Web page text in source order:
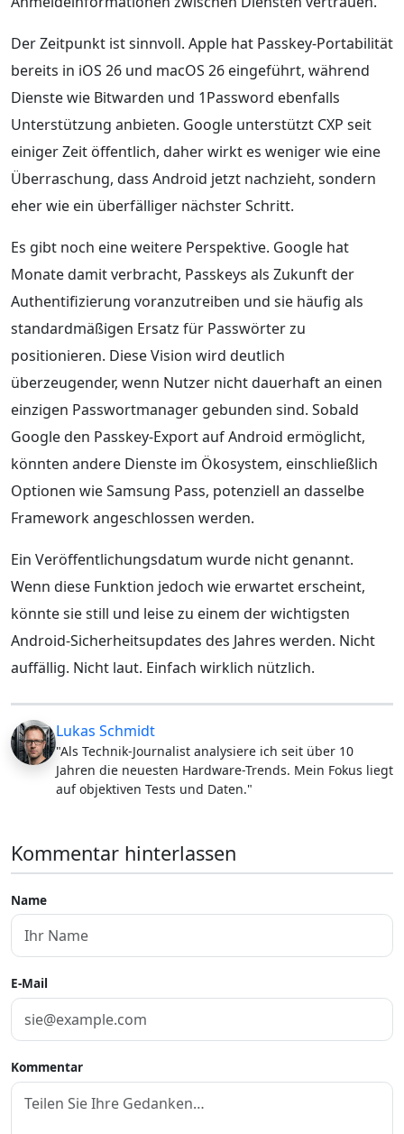
Der Zeitpunkt ist sinnvoll. Apple hat Passkey-Portabilität
bereits in iOS 26 und macOS 26 eingeführt, während
Dienste wie Bitwarden und 1Password ebenfalls
Unterstützung anbieten. Google unterstützt CXP seit
einiger Zeit öffentlich, daher wirkt es weniger wie eine
Überraschung, dass Android jetzt nachzieht, sondern
eher wie ein überfälliger nächster Schritt.
Es gibt noch eine weitere Perspektive. Google hat
Monate damit verbracht, Passkeys als Zukunft der
Authentifizierung voranzutreiben und sie häufig als
standardmäßigen Ersatz für Passwörter zu
positionieren. Diese Vision wird deutlich
überzeugender, wenn Nutzer nicht dauerhaft an einen
einzigen Passwortmanager gebunden sind. Sobald
Google den Passkey-Export auf Android ermöglicht,
könnten andere Dienste im Ökosystem, einschließlich
Optionen wie Samsung Pass, potenziell an dasselbe
Framework angeschlossen werden.
Ein Veröffentlichungsdatum wurde nicht genannt.
Wenn diese Funktion jedoch wie erwartet erscheint,
könnte sie still und leise zu einem der wichtigsten
Android-Sicherheitsupdates des Jahres werden. Nicht
auffällig. Nicht laut. Einfach wirklich nützlich.
Lukas Schmidt
"Als Technik-Journalist analysiere ich seit über 10
Jahren die neuesten Hardware-Trends. Mein Fokus liegt
auf objektiven Tests und Daten."
Kommentar hinterlassen
Name
E-Mail
Kommentar